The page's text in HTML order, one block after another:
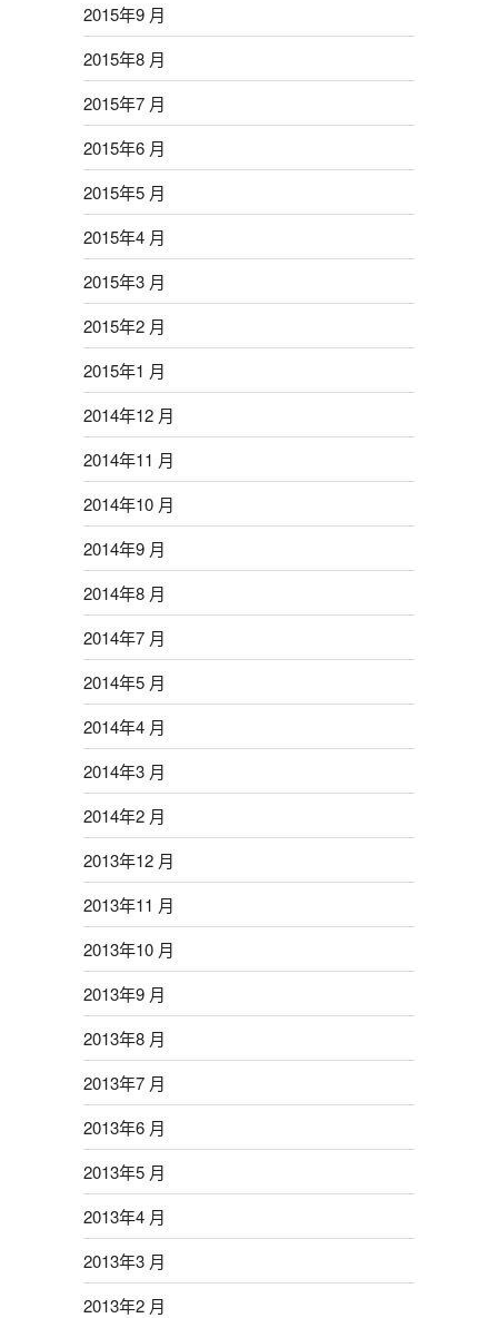
2015年9 月
2015年8 月
2015年7 月
2015年6 月
2015年5 月
2015年4 月
2015年3 月
2015年2 月
2015年1 月
2014年12 月
2014年11 月
2014年10 月
2014年9 月
2014年8 月
2014年7 月
2014年5 月
2014年4 月
2014年3 月
2014年2 月
2013年12 月
2013年11 月
2013年10 月
2013年9 月
2013年8 月
2013年7 月
2013年6 月
2013年5 月
2013年4 月
2013年3 月
2013年2 月